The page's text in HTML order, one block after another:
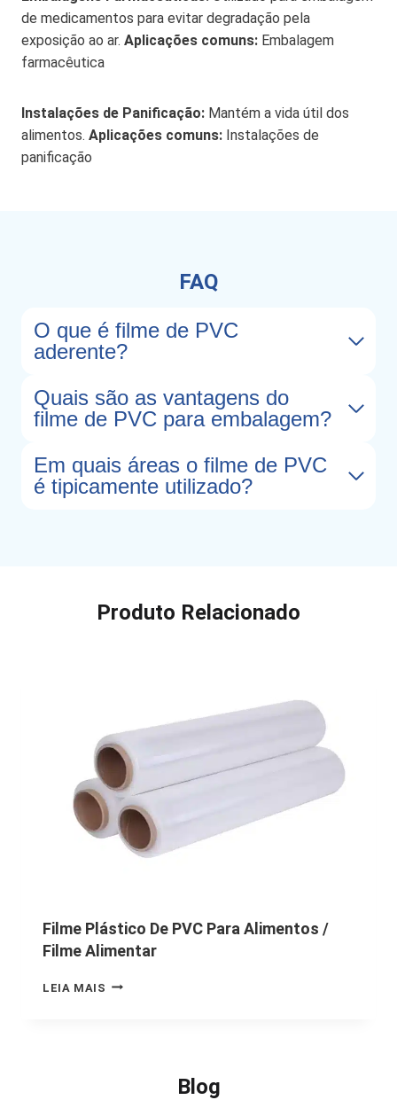
de medicamentos para evitar degradação pela
exposição ao ar. Aplicações comuns: Embalagem
farmacêutica
Instalações de Panificação: Mantém a vida útil dos
alimentos. Aplicações comuns: Instalações de
panificação
FAQ
O que é filme de PVC
aderente?
Quais são as vantagens do
filme de PVC para embalagem?
Em quais áreas o filme de PVC
é tipicamente utilizado?
Produto Relacionado
Filme Plástico De PVC Para Alimentos /
Filme Alimentar
LEIA MAIS
Blog